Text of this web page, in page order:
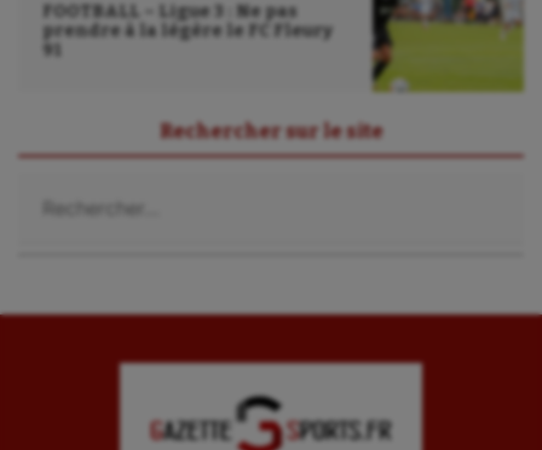
FOOTBALL – Ligue 3 : Ne pas
prendre à la légère le FC Fleury
91
Rechercher sur le site